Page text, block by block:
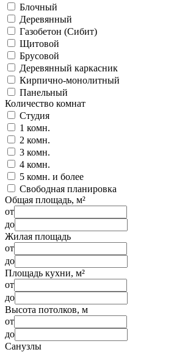
Блочный
Деревянный
Газобетон (Сибит)
Щитовой
Брусовой
Деревянный каркасник
Кирпично-монолитный
Панельный
Количество комнат
Студия
1 комн.
2 комн.
3 комн.
4 комн.
5 комн. и более
Свободная планировка
Общая площадь, м²
от
до
Жилая площадь
от
до
Площадь кухни, м²
от
до
Высота потолков, м
от
до
Санузлы